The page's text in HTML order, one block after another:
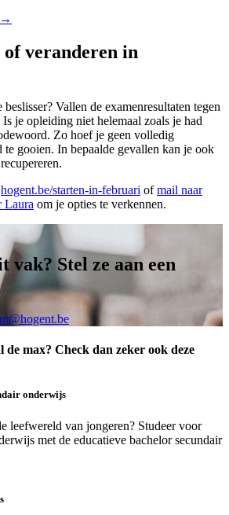
→
veranderen in
Vallen de examenresultaten tegen
je opleiding niet helemaal zoals je had
Zo hoef je geen volledig
te gooien. In bepaalde gevallen kan je ook
hogent.be/starten-in-februari ofmail naar
Laura om je opties te verkennen.
vak? Stel ze aan een
de max? Check dan zeker ook deze
onderwijs
leefwereld van jongeren? Studeer voor
met de educatieve bachelor secundair